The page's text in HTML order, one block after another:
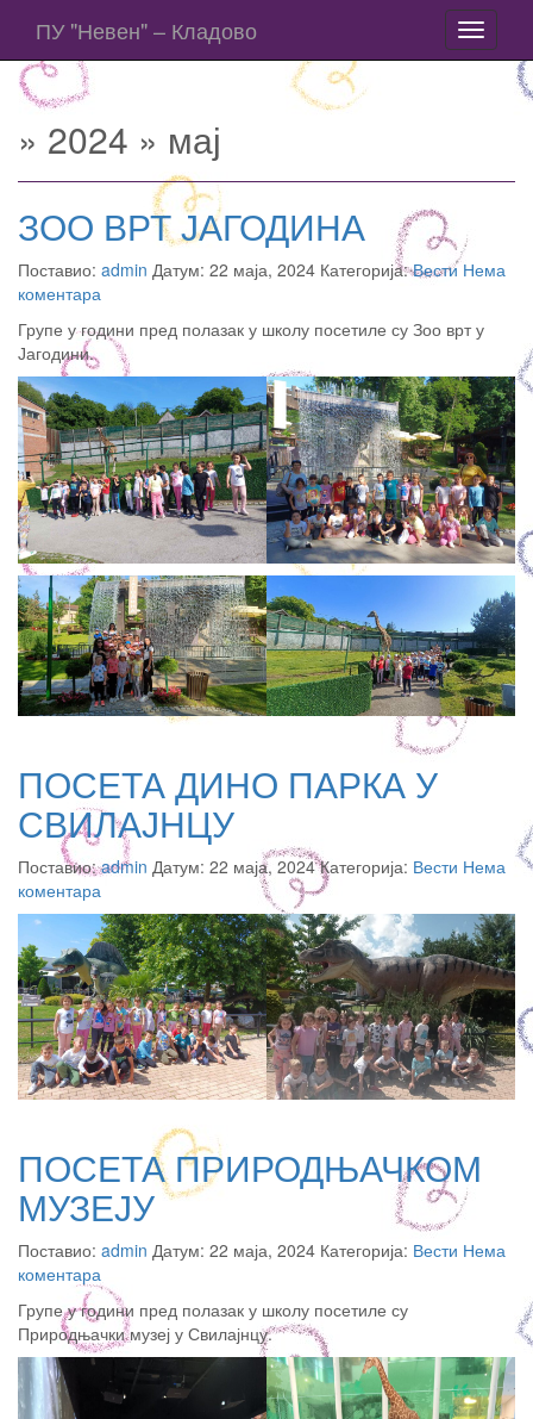
Toggle
ПУ "Невен" – Кладово
» 2024 » мај
ЗОО ВРТ ЈАГОДИНА
Поставио: admin Датум: 22 маја, 2024 Категорија:Вести Нема
коментара
Групе у години пред полазак у школу посетиле су Зоо врт у
Јагодини.
ПОСЕТА ДИНО ПАРКА У
СВИЛАЈНЦУ
Поставио:admin Датум: 22 маја, 2024 Категорија: Вести Нема
коментара
ПОСЕТА ПРИРОДЊАЧКОМ
МУЗЕЈУ
Поставио: admin Датум: 22 маја, 2024 Категорија: Вести Нема
коментара
Групе у години пред полазак у школу посетиле су
Природњачки музеј у Свилајнцу.